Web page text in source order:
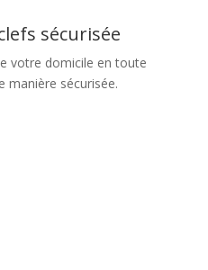
sécurisée
votre domicile en toute
manière sécurisée.